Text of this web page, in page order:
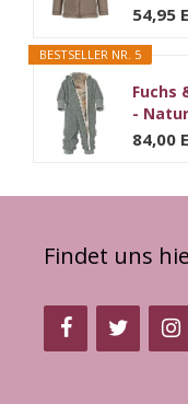
54,95
BESTSELLER NR. 5
Fuchs
-
84,00
Findet uns